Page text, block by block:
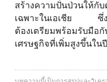
สร้างความปั่นป่วนให้กั
เฉพาะในเอเชีย ซึ่ง
ต้องเตรียมพร้อมรับมือ
เศรษฐกิจที่เพิ่มสูงขึ้นใน